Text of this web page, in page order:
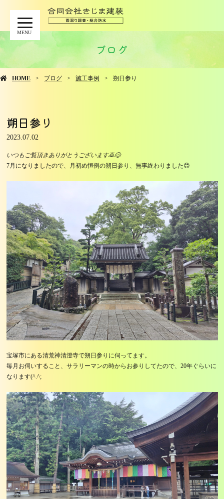
MENU
ブログ
HOME ブログ 施工事例 朔日参り
朔日参り
2023.07.02
いつもご覧頂きありがとうございます🙇😊
7月になりましたので、月初め恒例の朔日参り、無事終わりました😊
宝塚市にある清荒神清澄寺で朔日参りに伺ってます。
毎月お伺いすること、サラリーマンの時からお参りしてたので、20年ぐらいに
なります(^.^;